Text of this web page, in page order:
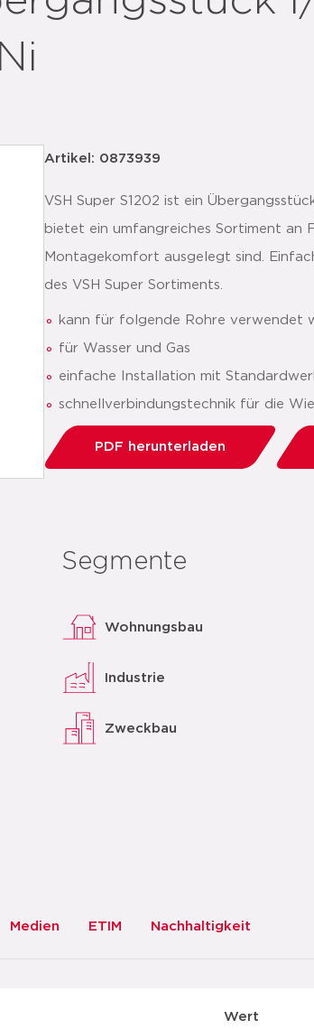
Artikel: 0873939
VSH Super S1202 ist ein
bietet ein umfangreiches Sortiment an
Montagekomfort ausgelegt sind.
des VSH Super Sortiments.
kann für folgende Rohre verwendet
für Wasser und Gas
einfache Installation mit
schnellverbindungstechnik für die
PDF herunterladen
Segmente
Wohnungsbau
Industrie
Zweckbau
Medien ETIM Nachhaltigkeit
Wert